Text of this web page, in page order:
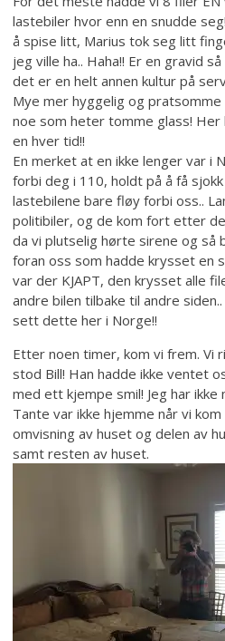
lastebiler hvor enn en snudde
å spise litt, Marius tok seg litt
jeg ville ha.. Haha!! Er en gravid
det er en helt annen kultur på
Mye mer hyggelig og
noe som heter tomme glass!
en hver tid!!
En merket at en ikke lenger var i
forbi deg i 110, holdt på å få
lastebilene bare fløy forbi oss..
politibiler, og de kom fort etter
da vi plutselig hørte sirene og så
foran oss som hadde krysset en
var der KJAPT, den krysset alle
andre bilen tilbake til andre
sett dette her i Norge!!
Etter noen timer, kom vi frem. Vi
stod Bill! Han hadde ikke ventet
med ett kjempe smil! Jeg har ikke
Tante var ikke hjemme når vi
omvisning av huset og delen av
samt resten av huset.